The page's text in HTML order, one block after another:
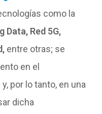
como la
Red 5G,
entre otras; se
en el
y, por lo tanto, en una
dicha